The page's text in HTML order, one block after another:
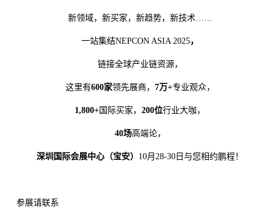
新领域，新买家，新趋势，新技术……
一站集结NEPCON ASIA 2025，
链接全球产业链资源，
这里有600家领先展商， 7万+专业观众，
1,800+国际买家，200位行业大咖，
40场高端论，
深圳国际会展中心（宝安） 10月28-30日与您相约鹏程！
参展请联系